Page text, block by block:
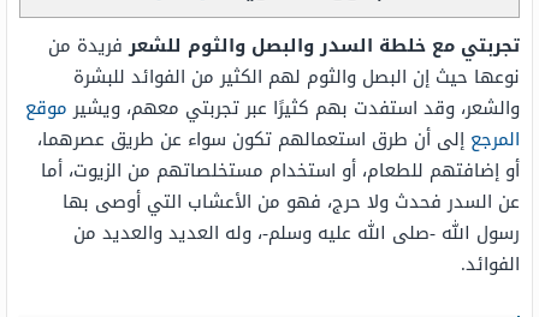
تجربتي مع خلطة السدر والبصل والثوم للشعرفريدة من
نوعها حيث إن البصل والثوم لهم الكثير من الفوائد للبشرة
والشعر، وقد استفدت بهم كثيرًا عبر تجربتي معهم، ويشيرموقع
المرجع إلى أن طرق استعمالهم تكون سواء عن طريق عصرهما،
أو إضافتهم للطعام، أو استخدام مستخلصاتهم من الزيوت، أما
عن السدر فحدث ولا حرج، فهو من الأعشاب التي أوصى بها
رسول الله -صلى الله عليه وسلم-، وله العديد والعديد من
الفوائد.